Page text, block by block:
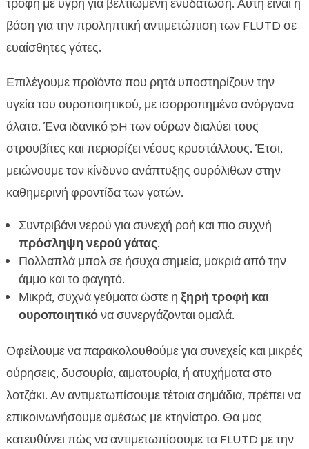
τροφή με υγρή για βελτιωμένη ενυδάτωση. Αυτή είναι η
βάση για την προληπτική αντιμετώπιση των FLUTD σε
ευαίσθητες γάτες.
Επιλέγουμε προϊόντα που ρητά υποστηρίζουν την
υγεία του ουροποιητικού, με ισορροπημένα ανόργανα
άλατα. Ένα ιδανικό pH των ούρων διαλύει τους
στρουβίτες και περιορίζει νέους κρυστάλλους. Έτσι,
μειώνουμε τον κίνδυνο ανάπτυξης ουρόλιθων στην
καθημερινή φροντίδα των γατών.
Συντριβάνι νερού για συνεχή ροή και πιο συχνή
πρόσληψη νερού γάτας.
Πολλαπλά μπολ σε ήσυχα σημεία, μακριά από την
άμμο και το φαγητό.
Μικρά, συχνά γεύματα ώστε η ξηρή τροφή και
ουροποιητικόνα συνεργάζονται ομαλά.
Οφείλουμε να παρακολουθούμε για συνεχείς και μικρές
ούρησεις, δυσουρία, αιματουρία, ή ατυχήματα στο
λοτζάκι. Αν αντιμετωπίσουμε τέτοια σημάδια, πρέπει να
επικοινωνήσουμε αμέσως με κτηνίατρο. Θα μας
κατευθύνει πώς να αντιμετωπίσουμε τα FLUTD με την